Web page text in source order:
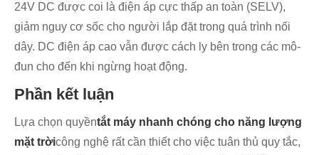
24V DC được coi là điện áp cực thấp an toàn (SELV),
giảm nguy cơ sốc cho người lắp đặt trong quá trình nối
dây. DC điện áp cao vẫn được cách ly bên trong các mô-
đun cho đến khi ngừng hoạt động.
Phần kết luận
Lựa chọn quyềntắt máy nhanh chóng cho năng lượng
mặt trờicông nghệ rất cần thiết cho việc tuân thủ quy tắc,